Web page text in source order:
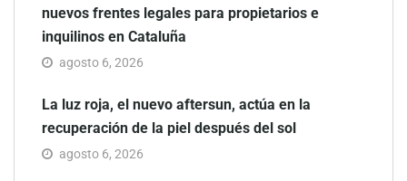
nuevos frentes legales para propietarios e
inquilinos en Cataluña
agosto 6, 2026
La luz roja, el nuevo aftersun, actúa en la
recuperación de la piel después del sol
agosto 6, 2026